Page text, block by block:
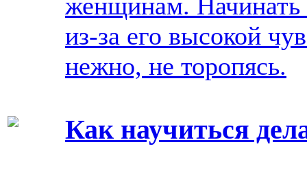
из-за его высокой
нежно, не торопясь.
Как научиться